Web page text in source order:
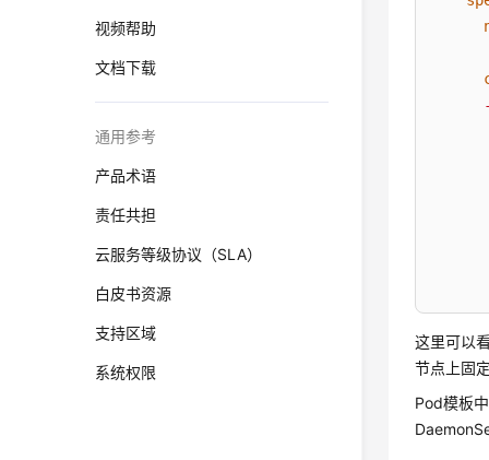
视频帮助
文档下载
通用参考
产品术语
责任共担
云服务等级协议（SLA）
白皮书资源
支持区域
系统权限
这里可以
节点上固
Pod模板